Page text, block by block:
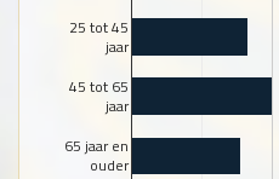
25 tot 45
jaar
45 tot 65
jaar
65 jaar en
ouder